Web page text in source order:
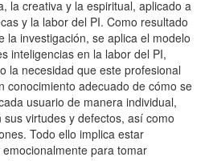
la creativa y la espiritual, aplicado a
y la labor del PI. Como resultado
la investigación, se aplica el modelo
inteligencias en la labor del PI,
la necesidad que este profesional
conocimiento adecuado de cómo se
usuario de manera individual,
sus virtudes y defectos, así como
Todo ello implica estar
para tomar